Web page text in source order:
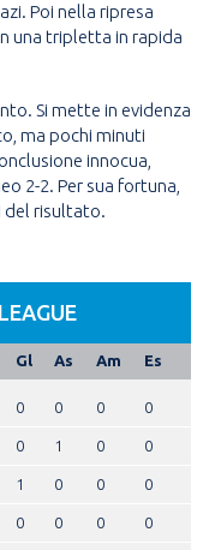
Poi nella ripresa
una tripletta in rapida
Si mette in evidenza
ma pochi minuti
innocua,
2-2. Per sua fortuna,
del risultato.
Gl As Am Es
0 0 0 0
0 1 0 0
1 0 0 0
0 0 0 0